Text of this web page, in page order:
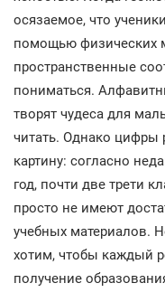
осязаемое, что
помощью физических
пространственные
пониматься.
творят чудеса для
читать. Однако
картину: согласно
год, почти две трети
просто не имеют
учебных материалов.
хотим, чтобы каждый
получение